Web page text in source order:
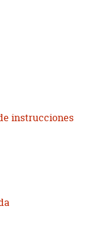
instrucciones